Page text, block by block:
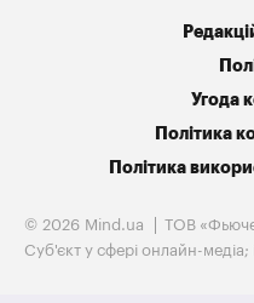
Угода
Політика
Політика
© 2026 Mind.ua
ТОВ
Cуб'єкт у сфері онлайн-